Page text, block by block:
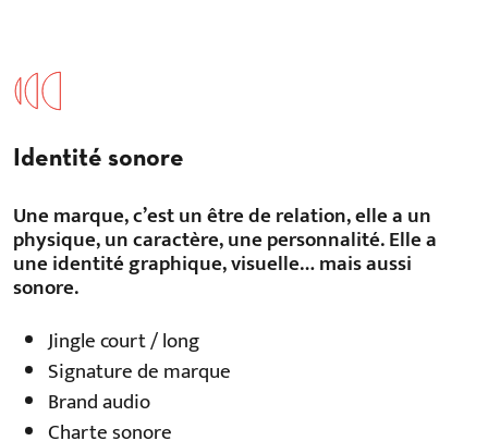
Identité sonore
Une marque, c’est un être de relation, elle a un
physique, un caractère, une personnalité. Elle a
une identité graphique, visuelle… mais aussi
sonore.
Jingle court / long
Signature de marque
Brand audio
Charte sonore